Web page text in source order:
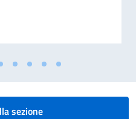
Governo italiano in favore di
sezione